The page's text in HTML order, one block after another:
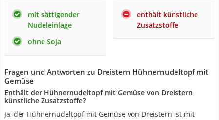
mit sättigender
Nudeleinlage
ohne Soja
enthält künstliche
Zusatzstoffe
Fragen und Antworten zu Dreistern Hühnernudeltopf mit
Gemüse
Enthält der Hühnernudeltopf mit Gemüse von Dreistern
künstliche Zusatzstoffe?
Ja, der Hühnernudeltopf mit Gemüse von Dreistern ist mit